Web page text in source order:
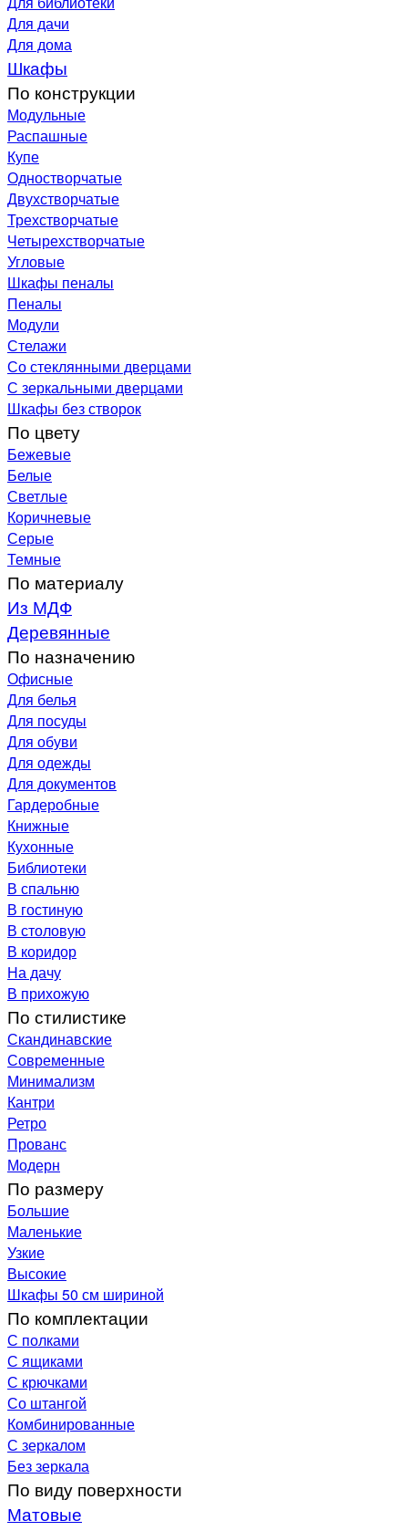
Для дачи
Для дома
Шкафы
По конструкции
Модульные
Распашные
Купе
Одностворчатые
Двухстворчатые
Трехстворчатые
Четырехстворчатые
Угловые
Шкафы пеналы
Пеналы
Модули
Стелажи
Со стеклянными дверцами
С зеркальными дверцами
Шкафы без створок
По цвету
Бежевые
Белые
Светлые
Коричневые
Серые
Темные
По материалу
Из МДФ
Деревянные
По назначению
Офисные
Для белья
Для посуды
Для обуви
Для одежды
Для документов
Гардеробные
Книжные
Кухонные
Библиотеки
В спальню
В гостиную
В столовую
В коридор
На дачу
В прихожую
По стилистике
Скандинавские
Современные
Минимализм
Кантри
Ретро
Прованс
Модерн
По размеру
Большие
Маленькие
Узкие
Высокие
Шкафы 50 см шириной
По комплектации
С полками
С ящиками
С крючками
Со штангой
Комбинированные
С зеркалом
Без зеркала
По виду поверхности
Матовые